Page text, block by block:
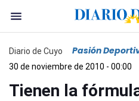
Diario de Cuyo Pasión
30 de noviembre de 2010 - 00:00
Tienen la